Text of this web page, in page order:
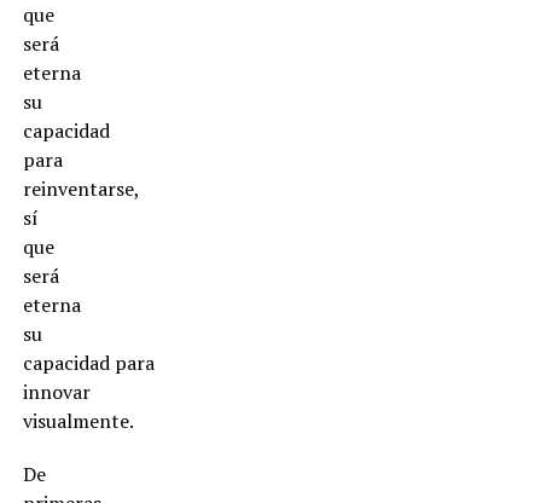
que
será
eterna
su
capacidad
para
reinventarse,
sí
que
será
eterna
su
capacidad para
innovar
visualmente.
De